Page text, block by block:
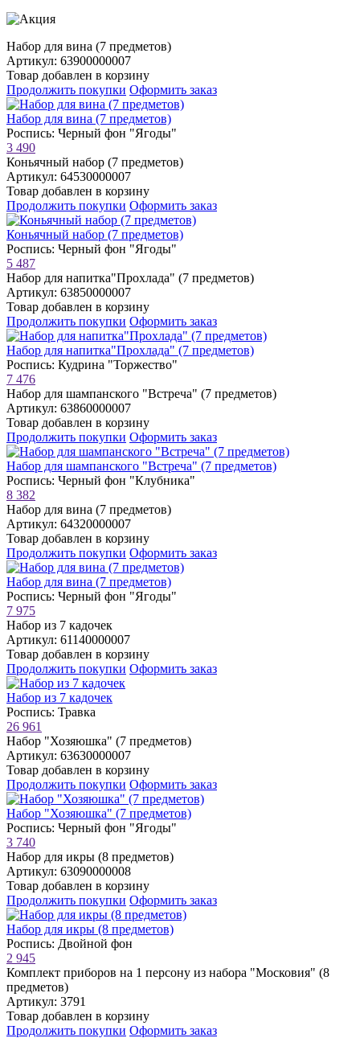
Набор для вина (7 предметов)
Артикул: 63900000007
Товар добавлен в корзину
Продолжить покупки Оформить заказ
Набор для вина (7 предметов)
Роспись: Черный фон "Ягоды"
3 490
Коньячный набор (7 предметов)
Артикул: 64530000007
Товар добавлен в корзину
Продолжить покупки Оформить заказ
Коньячный набор (7 предметов)
Роспись: Черный фон "Ягоды"
5 487
Набор для напитка"Прохлада" (7 предметов)
Артикул: 63850000007
Товар добавлен в корзину
Продолжить покупки Оформить заказ
Набор для напитка"Прохлада" (7 предметов)
Роспись: Кудрина "Торжество"
7 476
Набор для шампанского "Встреча" (7 предметов)
Артикул: 63860000007
Товар добавлен в корзину
Продолжить покупки Оформить заказ
Набор для шампанского "Встреча" (7 предметов)
Роспись: Черный фон "Клубника"
8 382
Набор для вина (7 предметов)
Артикул: 64320000007
Товар добавлен в корзину
Продолжить покупки Оформить заказ
Набор для вина (7 предметов)
Роспись: Черный фон "Ягоды"
7 975
Набор из 7 кадочек
Артикул: 61140000007
Товар добавлен в корзину
Продолжить покупки Оформить заказ
Набор из 7 кадочек
Роспись: Травка
26 961
Набор "Хозяюшка" (7 предметов)
Артикул: 63630000007
Товар добавлен в корзину
Продолжить покупки Оформить заказ
Набор "Хозяюшка" (7 предметов)
Роспись: Черный фон "Ягоды"
3 740
Набор для икры (8 предметов)
Артикул: 63090000008
Товар добавлен в корзину
Продолжить покупки Оформить заказ
Набор для икры (8 предметов)
Роспись: Двойной фон
2 945
Комплект приборов на 1 персону из набора "Московия" (8
предметов)
Артикул: 3791
Товар добавлен в корзину
Продолжить покупки Оформить заказ